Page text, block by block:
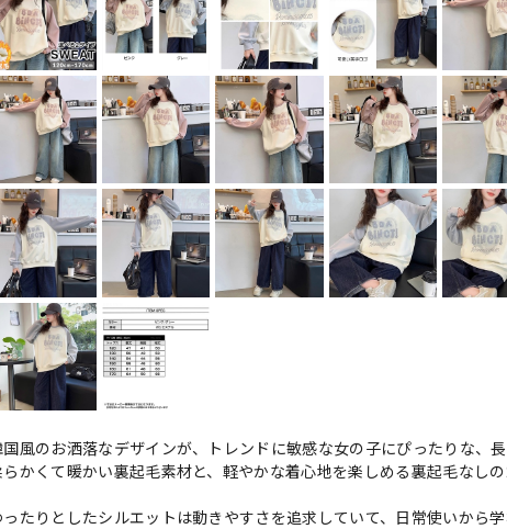
国風のお洒落なデザインが、トレンドに敏感な女の子にぴったりな、長
らかくて暖かい裏起毛素材と、軽やかな着心地を楽しめる裏起毛なし
ったりとしたシルエットは動きやすさを追求していて、日常使いから